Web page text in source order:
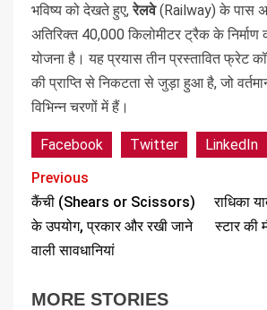
भविष्य को देखते हुए,रेलवे(Railway) के पास
अतिरिक्त 40,000 किलोमीटर ट्रैक के निर्माण
योजना है। यह प्रयास तीन प्रस्तावित फ्रेट
की प्राप्ति से निकटता से जुड़ा हुआ है, जो
विभिन्न चरणों में हैं।
Facebook Twitter LinkedIn
Previous
कैंची (Shears or Scissors)
के उपयोग, प्रकार और रखी जाने
वाली सावधानियां
राधिका
स्टार की
MORE STORIES